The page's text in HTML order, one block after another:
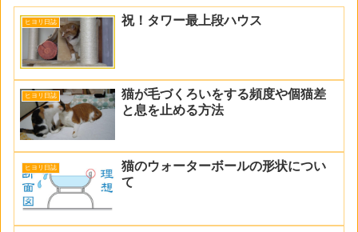
ヒヨリ日誌 祝！タワー最上段ハウス
ヒヨリ日誌
猫が毛づくろいをする頻度や個猫差
と息を止める方法
ヒヨリ日誌
猫のウォーターボールの形状につい
て